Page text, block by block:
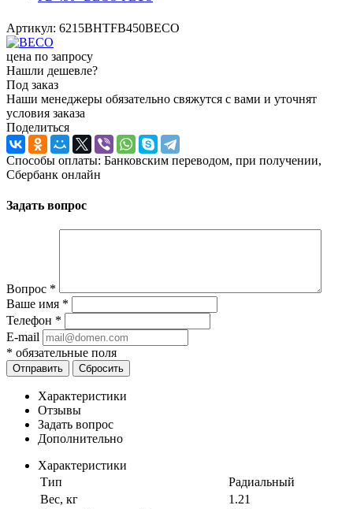
Артикул: 6215BHTFB450BECO
цена по запросу
Нашли дешевле?
Под заказ
Наши менеджеры обязательно свяжутся с вами и уточнят
условия заказа
Поделиться
Способы оплаты: Банковским переводом, при получении,
Сбербанк онлайн
Задать вопрос
Вопрос *
Ваше имя *
Телефон *
E-mail
* обязательные поля
Отправить Сбросить
Характеристики
Отзывы
Задать вопрос
Дополнительно
Характеристики
Тип
Радиальный
Вес, кг
1.21